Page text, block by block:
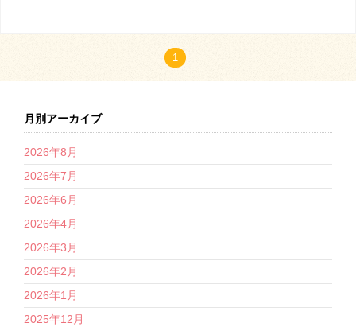
1
月別アーカイブ
2026年8月
2026年7月
2026年6月
2026年4月
2026年3月
2026年2月
2026年1月
2025年12月